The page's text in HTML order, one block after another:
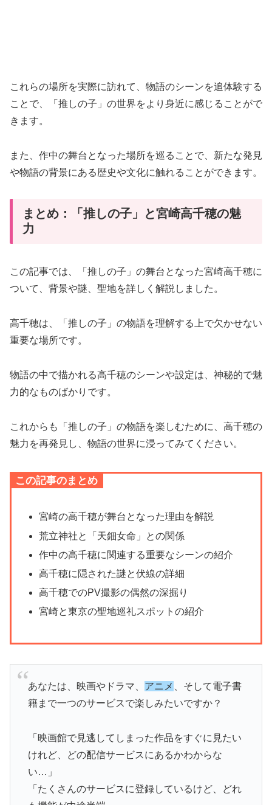
これらの場所を実際に訪れて、物語のシーンを追体験する
ことで、「推しの子」の世界をより身近に感じることがで
きます。
また、作中の舞台となった場所を巡ることで、新たな発見
や物語の背景にある歴史や文化に触れることができます。
まとめ：「推しの子」と宮崎高千穂の魅
力
この記事では、「推しの子」の舞台となった宮崎高千穂に
ついて、背景や謎、聖地を詳しく解説しました。
高千穂は、「推しの子」の物語を理解する上で欠かせない
重要な場所です。
物語の中で描かれる高千穂のシーンや設定は、神秘的で魅
力的なものばかりです。
これからも「推しの子」の物語を楽しむために、高千穂の
魅力を再発見し、物語の世界に浸ってみてください。
この記事のまとめ
宮崎の高千穂が舞台となった理由を解説
荒立神社と「天鈿女命」との関係
作中の高千穂に関連する重要なシーンの紹介
高千穂に隠された謎と伏線の詳細
高千穂でのPV撮影の偶然の深掘り
宮崎と東京の聖地巡礼スポットの紹介
あなたは、映画やドラマ、 アニメ 、そして電子書
籍まで一つのサービスで楽しみたいですか？
「映画館で見逃してしまった作品をすぐに見たい
けれど、どの配信サービスにあるかわからな
い…」
「たくさんのサービスに登録しているけど、どれ